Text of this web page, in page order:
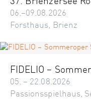
06.–09.08.2026
Forsthaus, Brienz
FIDELIO –
05. – 22.08.2026
Passionsspielhaus,